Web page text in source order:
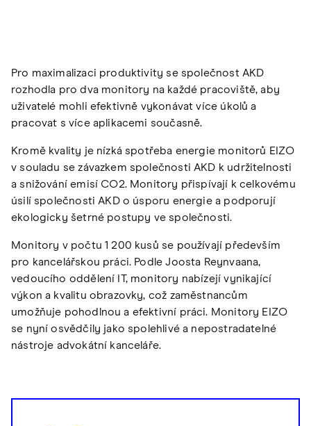
Pro maximalizaci produktivity se společnost AKD
rozhodla pro dva monitory na každé pracoviště, aby
uživatelé mohli efektivně vykonávat více úkolů a
pracovat s více aplikacemi současně.
Kromě kvality je nízká spotřeba energie monitorů EIZO
v souladu se závazkem společnosti AKD k udržitelnosti
a snižování emisí CO2. Monitory přispívají k celkovému
úsilí společnosti AKD o úsporu energie a podporují
ekologicky šetrné postupy ve společnosti.
Monitory v počtu 1 200 kusů se používají především
pro kancelářskou práci. Podle Joosta Reynvaana,
vedoucího oddělení IT, monitory nabízejí vynikající
výkon a kvalitu obrazovky, což zaměstnancům
umožňuje pohodlnou a efektivní práci. Monitory EIZO
se nyní osvědčily jako spolehlivé a nepostradatelné
nástroje advokátní kanceláře.